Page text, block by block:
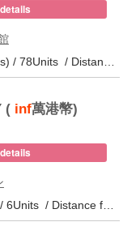
Built 50 yrs / Steel / 18.35㎡ / 3Floor(13Stories) / 78Units / Distance from the station.
(inf萬港幣)
Built 49 yrs / Steel / 45.2㎡ / 2Floor(4Stories) / 6Units / Distance from the station.11